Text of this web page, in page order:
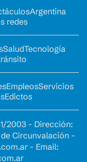
Argentina
redes
SaludTecnología
EmpleosServicios
Edictos
2003 - Dirección:
de Circunvalación -
- Email: